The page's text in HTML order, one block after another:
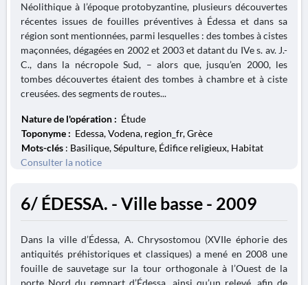
Néolithique à l’époque protobyzantine, plusieurs découvertes
récentes issues de fouilles préventives à Édessa et dans sa
région sont mentionnées, parmi lesquelles : des tombes à cistes
maçonnées, dégagées en 2002 et 2003 et datant du IVe s. av. J.-
C., dans la nécropole Sud, – alors que, jusqu’en 2000, les
tombes découvertes étaient des tombes à chambre et à ciste
creusées. des segments de routes...
Nature de l'opération : Étude
Toponyme : Edessa, Vodena, region_fr, Grèce
Mots-clés : Basilique, Sépulture, Édifice religieux, Habitat
Consulter la notice
6/ ÉDESSA. - Ville basse - 2009
Dans la ville d’Édessa, A. Chrysostomou (XVIIe éphorie des
antiquités préhistoriques et classiques) a mené en 2008 une
fouille de sauvetage sur la tour orthogonale à l’Ouest de la
porte Nord du rempart d’Édessa, ainsi qu’un relevé, afin de